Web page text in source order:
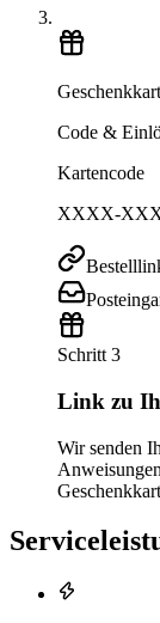
Code &
Kartencode
XXXX-
Schritt 3
Link zu
Wir senden